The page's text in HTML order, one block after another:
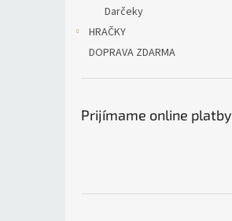
Darčeky
HRAČKY
DOPRAVA ZDARMA
Prijímame online platby